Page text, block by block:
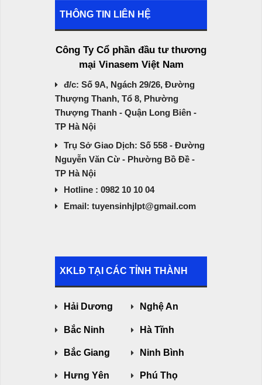
THÔNG TIN LIÊN HỆ
Công Ty Cổ phần đầu tư thương
mại Vinasem Việt Nam
đ/c: Số 9A, Ngách 29/26, Đường
Thượng Thanh, Tổ 8, Phường
Thượng Thanh - Quận Long Biên -
TP Hà Nội
Trụ Sở Giao Dịch: Số 558 - Đường
Nguyễn Văn Cừ - Phường Bồ Đề -
TP Hà Nội
Hotline : 0982 10 10 04
Email: tuyensinhjlpt@gmail.com
XKLĐ TẠI CÁC TỈNH THÀNH
Hải Dương Nghệ An
Bắc Ninh Hà Tĩnh
Bắc Giang Ninh Bình
Hưng Yên Phú Thọ